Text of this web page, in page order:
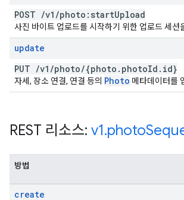
POST /v1 /photo:startUpload
사진 바이트 업로드를 시작하기 위한 업로드 세션
update
PUT /v1 /photo/{photo . photoId . id}
자세, 장소 연결, 연결 등의 Photo 메타데이터를
REST 리소스: v1.photo
방법
create